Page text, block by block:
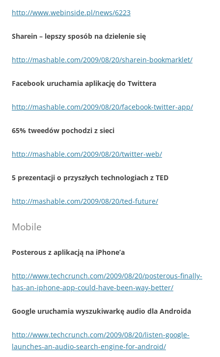
http://www.webinside.pl/news/6223
Sharein – lepszy sposób na dzielenie się
http://mashable.com/2009/08/20/sharein-bookmarklet/
Facebook uruchamia aplikację do Twittera
http://mashable.com/2009/08/20/facebook-twitter-app/
65% tweedów pochodzi z sieci
http://mashable.com/2009/08/20/twitter-web/
5 prezentacji o przyszłych technologiach z TED
http://mashable.com/2009/08/20/ted-future/
Mobile
Posterous z aplikacją na iPhone’a
http://www.techcrunch.com/2009/08/20/posterous-finally-
has-an-iphone-app-could-have-been-way-better/
Google uruchamia wyszukiwarkę audio dla Androida
http://www.techcrunch.com/2009/08/20/listen-google-
launches-an-audio-search-engine-for-android/